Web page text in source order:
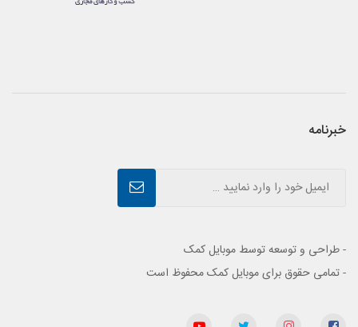
خبرنامه
- طراحی و توسعه توسط موبایل کمک
- تمامی حقوق برای موبایل کمک محفوظ است